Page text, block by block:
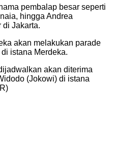
pembalap besar seperti
hingga Andrea
di Jakarta.
akan melakukan parade
istana Merdeka.
akan diterima
(Jokowi) di istana